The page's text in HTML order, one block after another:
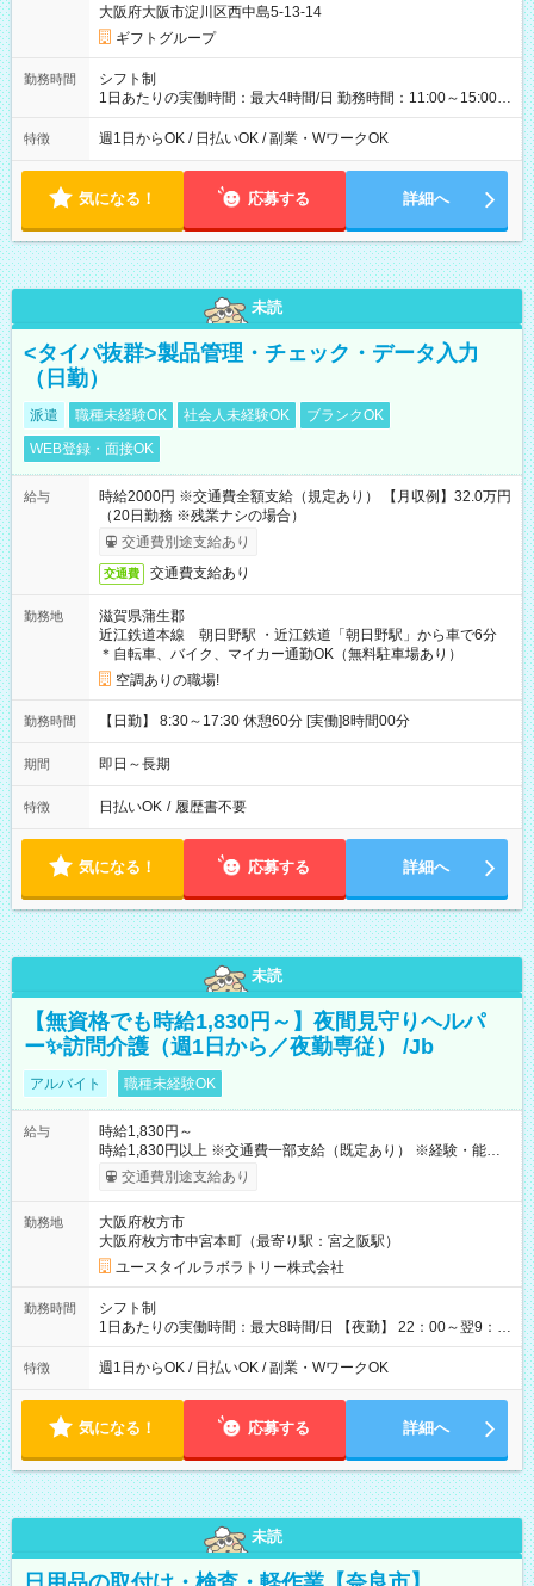
大阪府大阪市淀川区西中島5-13-14
ギフトグループ
勤務時間
シフト制
1日あたりの実働時間：最大4時間/日 勤務時間：11:00～15:00
（実働4時間） ★週1日～勤務OK！ ★土日のみ・平日のみも
OK！ ★シフト自己申告制！ ★残業なし！次の予定も立てやすい
特徴 週1日からOK / 日払いOK / 副業・WワークOK
気になる！ 応募する 詳細へ
未読
<タイパ抜群>製品管理・チェック・データ入力
（日勤）
派遣 職種未経験OK 社会人未経験OK
ブランクOK
WEB登録・面接OK
給与
時給2000円 ※交通費全額支給（規定あり） 【月収例】32.0万円
（20日勤務 ※残業ナシの場合）
交通費別途支給あり
交通費 交通費支給あり
勤務地
滋賀県蒲生郡
近江鉄道本線 朝日野駅 ・近江鉄道「朝日野駅」から車で6分
＊自転車、バイク、マイカー通勤OK（無料駐車場あり）
空調ありの職場!
勤務時間 【日勤】 8:30～17:30 休憩60分 [実働]8時間00分
期間 即日～長期
特徴 日払いOK / 履歴書不要
気になる！ 応募する 詳細へ
未読
【無資格でも時給1,830円～】夜間見守りヘルパ
ー✨訪問介護（週1日から／夜勤専従） /Jb
アルバイト 職種未経験OK
給与
時給1,830円～
時給1,830円以上 ※交通費一部支給（既定あり） ※経験・能力を
考慮して決定します 【収入例】 週1回勤務の場合：1,830円×8時
間×4回=5万8,560円 週3回勤務の場合：1,830円×8時間×12回
月 ※ 雇用形態と給与に、本採用時と異なる部分があります。 雇
用形態：本採用時と同じです。 給与：時給 1,610円以上
交通費別途支給あり
勤務地
大阪府枚方市
大阪府枚方市中宮本町（最寄り駅：宮之阪駅）
ユースタイルラボラトリー株式会社
勤務時間
シフト制
1日あたりの実働時間：最大8時間/日 【夜勤】 22：00～翌9：
00 ※週1日～OK ／ 夜勤専従 ＊＊ 勤務時間例 ＊＊ ■22時か
ら翌7時 ■23時から翌8時 ■24時から翌9時 など ※上記の時間
ます。 ※曜日固定（毎週同じ曜日での勤務となります）
特徴 週1日からOK / 日払いOK / 副業・WワークOK
気になる！ 応募する 詳細へ
未読